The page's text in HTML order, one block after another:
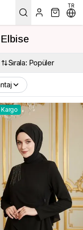
TR
Sırala: Popüler